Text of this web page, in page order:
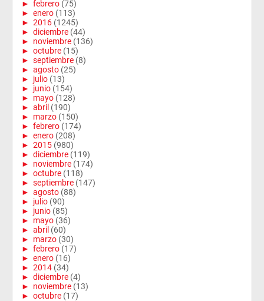
► febrero (75)
► enero (113)
► 2016 (1245)
► diciembre (44)
► noviembre (136)
► octubre (15)
► septiembre (8)
► agosto (25)
► julio (13)
► junio (154)
► mayo (128)
► abril (190)
► marzo (150)
► febrero (174)
► enero (208)
► 2015 (980)
► diciembre (119)
► noviembre (174)
► octubre (118)
► septiembre (147)
► agosto (88)
► julio (90)
► junio (85)
► mayo (36)
► abril (60)
► marzo (30)
► febrero (17)
► enero (16)
► 2014 (34)
► diciembre (4)
► noviembre (13)
► octubre (17)